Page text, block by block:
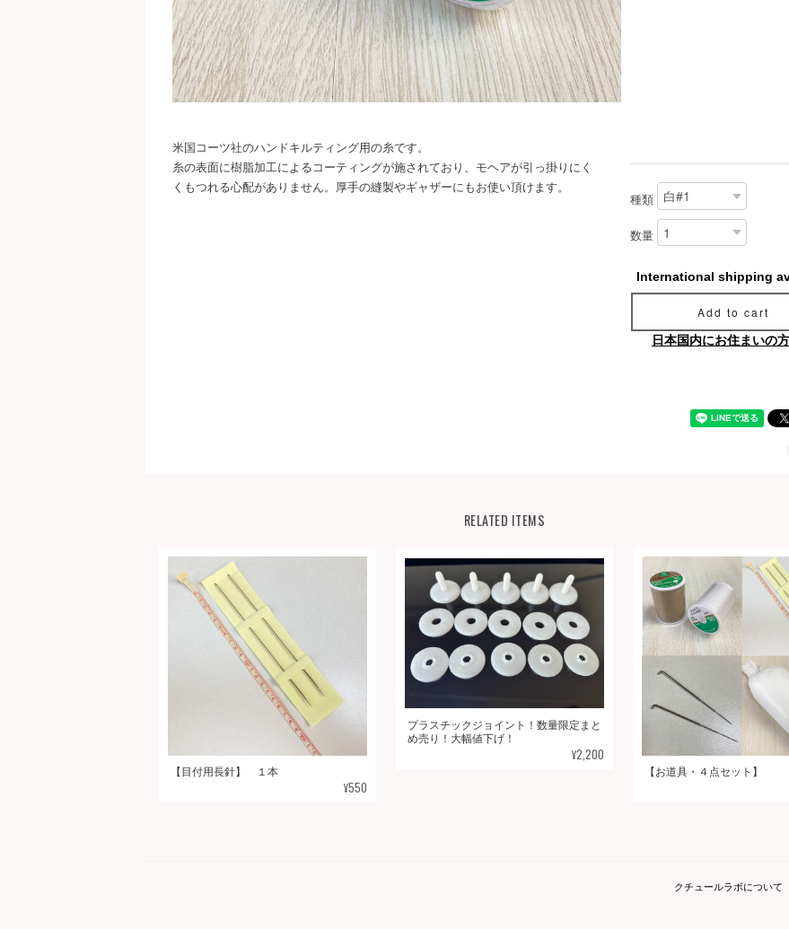
米国コーツ社のハンドキルティング用の糸です。
糸の表面に樹脂加工によるコーティングが施されており、モヘアが引っ掛りにく
くもつれる心配がありません。厚手の縫製やギャザーにもお使い頂けます。
種類
数量
International shipping
Add to cart
日本国内にお住まいの
RELATED ITEMS
【目付用長針】 １本
¥550
プラスチックジョイント！数量限定まと
め売り！大幅値下げ！
¥2,200
【お道具・４点セット】
クチュールラボについて